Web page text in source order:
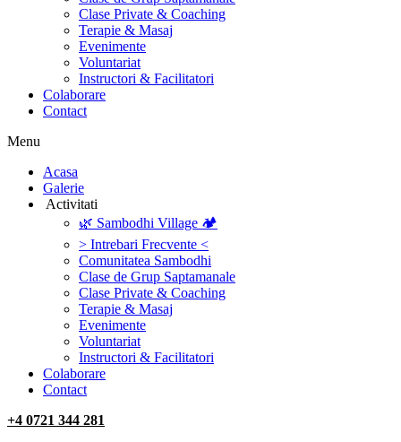
Clase Private & Coaching
Terapie & Masaj
‎Evenimente
Voluntariat
‏‏‎Instructori & Facilitatori
Colaborare
Contact
Menu
‎Acasa
Galerie
‎ ‎Activitati‎
🌿 Sambodhi Village 🏕️
> Intrebari Frecvente <
Comunitatea Sambodhi
Clase de Grup Saptamanale
Clase Private & Coaching
Terapie & Masaj
‎Evenimente
Voluntariat
‏‏‎Instructori & Facilitatori
Colaborare
Contact
+4 0721 344 281